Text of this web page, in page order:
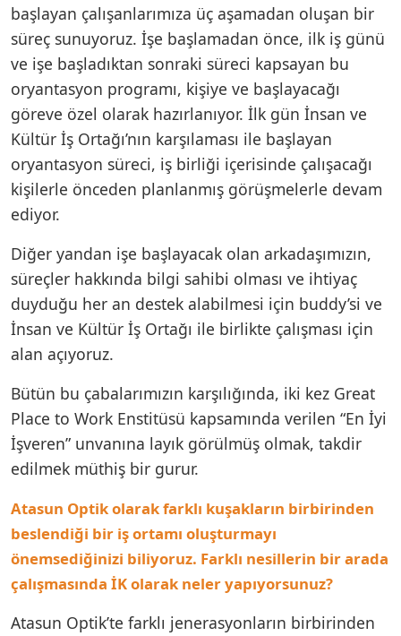
başlayan çalışanlarımıza üç aşamadan oluşan bir
süreç sunuyoruz. İşe başlamadan önce, ilk iş günü
ve işe başladıktan sonraki süreci kapsayan bu
oryantasyon programı, kişiye ve başlayacağı
göreve özel olarak hazırlanıyor. İlk gün İnsan ve
Kültür İş Ortağı’nın karşılaması ile başlayan
oryantasyon süreci, iş birliği içerisinde çalışacağı
kişilerle önceden planlanmış görüşmelerle devam
ediyor.
Diğer yandan işe başlayacak olan arkadaşımızın,
süreçler hakkında bilgi sahibi olması ve ihtiyaç
duyduğu her an destek alabilmesi için buddy’si ve
İnsan ve Kültür İş Ortağı ile birlikte çalışması için
alan açıyoruz.
Bütün bu çabalarımızın karşılığında, iki kez Great
Place to Work Enstitüsü kapsamında verilen “En İyi
İşveren” unvanına layık görülmüş olmak, takdir
edilmek müthiş bir gurur.
Atasun Optik olarak farklı kuşakların birbirinden
beslendiği bir iş ortamı oluşturmayı
önemsediğinizi biliyoruz. Farklı nesillerin bir arada
çalışmasında İK olarak neler yapıyorsunuz?
Atasun Optik’te farklı jenerasyonların birbirinden